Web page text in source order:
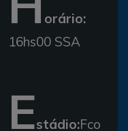
orário:
16hs00 SSA
Estádio:Fco